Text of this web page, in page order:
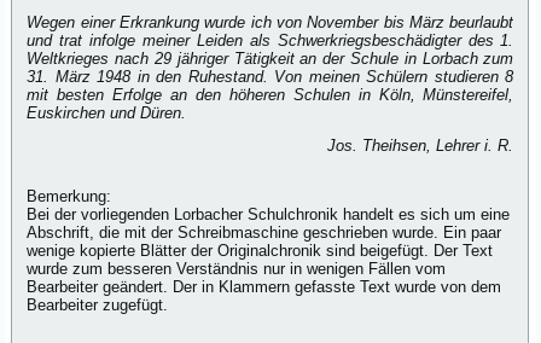
Wegen einer Erkrankung wurde ich von November bis März beurlaubt
und trat infolge meiner Leiden als Schwerkriegsbeschädigter des 1.
Weltkrieges nach 29 jähriger Tätigkeit an der Schule in Lorbach zum
31. März 1948 in den Ruhestand. Von meinen Schülern studieren 8
mit besten Erfolge an den höheren Schulen in Köln, Münstereifel,
Euskirchen und Düren.
Jos. Theihsen, Lehrer i. R.
Bemerkung:
Bei der vorliegenden Lorbacher Schulchronik handelt es sich um eine
Abschrift, die mit der Schreibmaschine geschrieben wurde. Ein paar
wenige kopierte Blätter der Originalchronik sind beigefügt. Der Text
wurde zum besseren Verständnis nur in wenigen Fällen vom
Bearbeiter geändert. Der in Klammern gefasste Text wurde von dem
Bearbeiter zugefügt.